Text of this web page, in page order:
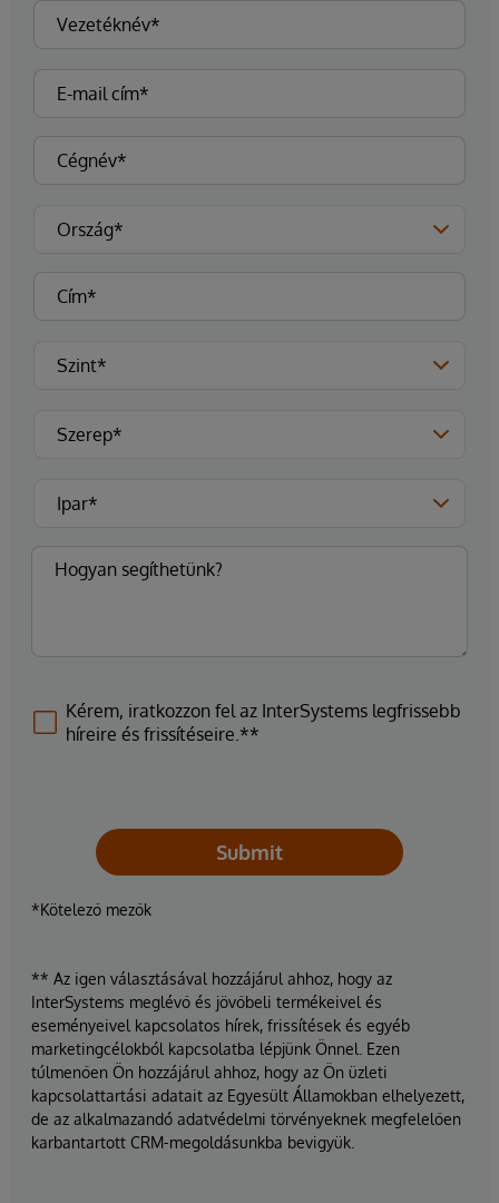
Kérem, iratkozzon fel az InterSystems legfrissebb
híreire és frissítéseire.**
Submit
*Kötelező mezők
** Az igen választásával hozzájárul ahhoz, hogy az
InterSystems meglévő és jövőbeli termékeivel és
eseményeivel kapcsolatos hírek, frissítések és egyéb
marketingcélokból kapcsolatba lépjünk Önnel. Ezen
túlmenően Ön hozzájárul ahhoz, hogy az Ön üzleti
kapcsolattartási adatait az Egyesült Államokban elhelyezett,
de az alkalmazandó adatvédelmi törvényeknek megfelelően
karbantartott CRM-megoldásunkba bevigyük.